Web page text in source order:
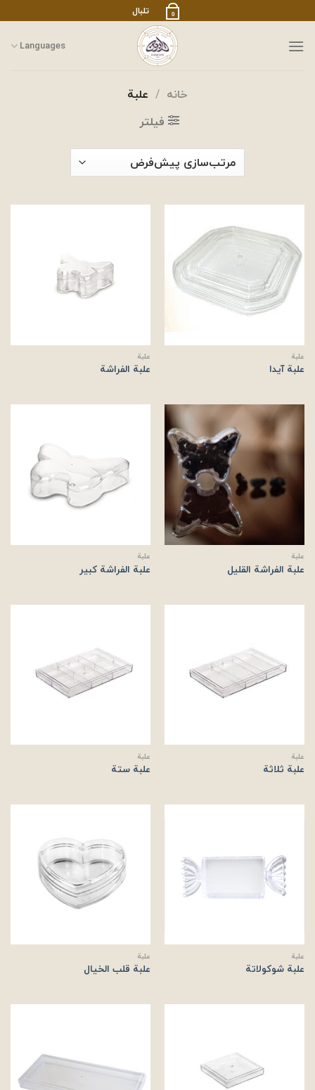
از
محتوا
0 تلبال
Languages
خانه / علبة
فیلتر
علبة
علبة آیدا
علبة
علبة الفراشة
علبة
علبة الفراشة القلیل
علبة
علبة الفراشة کبیر
علبة
علبة ثلاثة
علبة
علبة ستة
علبة
علبة شوكولاتة
علبة
علبة قلب الخيال